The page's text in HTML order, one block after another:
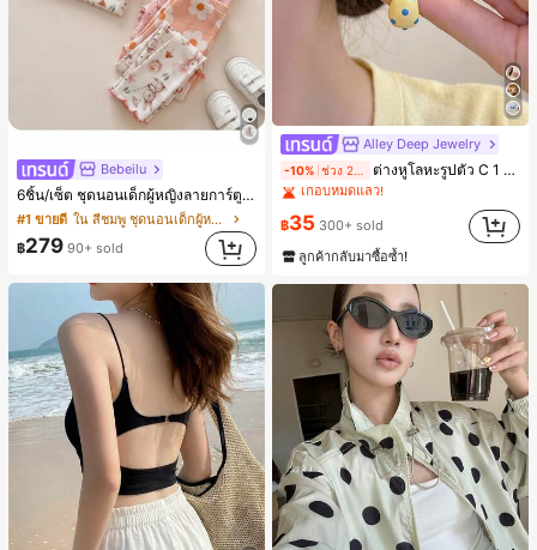
Bebeilu
6ชิ้น/เซ็ต ชุดนอนเด็กผู้หญิงลายการ์ตูนหมีและดอกไม้ คอกลม แขนสั้น กางเกงขาสั้น ขอบระบาย สวมใส่สบาย
#1 ขายดี
ใน สีชมพู ชุดนอนเด็กผู้หญิง
฿279 90+ sold
Alley Deep Jewelry
-10% ต่างหูโลหะรูปตัว C 1 คู่ เคลือบหยดสีเหลือง ลายจุดสีน้ำเงิน สไตล์ยุโรปและอเมริกัน แฟชั่นส่วนตัว หวานและสง่างาม สำหรับผู้หญิงและเด็กหญิง สำหรับการเดินทาง งานแต่งงาน ปาร์ตี้ วันเกิด ของขวัญคริสต์มาส 2026
#1 ขายดี ใน โบโฮ ต่างหูผู้หญิง
เกือบหมดแล้ว!
#1 ขายดี ใน โบโฮ ต่างหูผู้หญิง
เกือบหมดแล้ว!
#1 ขายดี ใน โบโฮ ต่างหูผู้หญิง
เกือบหมดแล้ว!
เกือบหมดแล้ว!
฿35 300+ sold
ลูกค้ากลับมาซื้อซ้ำ!